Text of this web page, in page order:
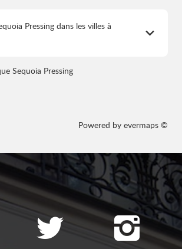
Pressing dans les villes à
Sequoia Pressing
Powered by evermaps ©